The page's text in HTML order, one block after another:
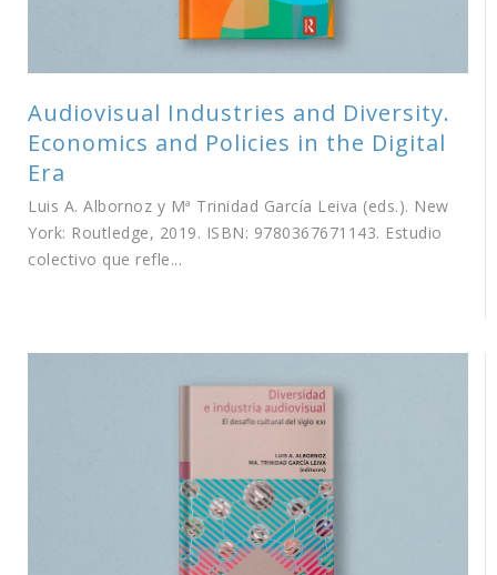
Audiovisual Industries and Diversity.
Economics and Policies in the Digital
Era
Luis A. Albornoz y Mª Trinidad García Leiva (eds.). New
York: Routledge, 2019. ISBN: 9780367671143. Estudio
colectivo que refle...